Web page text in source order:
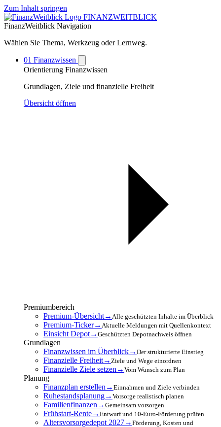
Zum Inhalt springen
FINANZWEITBLICK
FinanzWeitblick Navigation
Wählen Sie Thema, Werkzeug oder Lernweg.
01 Finanzwissen
Orientierung Finanzwissen
Grundlagen, Ziele und finanzielle Freiheit
Übersicht öffnen
Premiumbereich
Premium-Übersicht→ Alle geschützten Inhalte im Überblick
Premium-Ticker→ Aktuelle Meldungen mit Quellenkontext
Einsicht Depot→ Geschützten Depotnachweis öffnen
Grundlagen
Finanzwissen im Überblick→ Der strukturierte Einstieg
Finanzielle Freiheit→ Ziele und Wege einordnen
Finanzielle Ziele setzen → Vom Wunsch zum Plan
Planung
Finanzplan erstellen → Einnahmen und Ziele verbinden
Ruhestandsplanung→ Vorsorge realistisch planen
Familienfinanzen → Gemeinsam vorsorgen
Frühstart-Rente→ Entwurf und 10-Euro-Förderung prüfen
Altersvorsorgedepot 2027→ Förderung, Kosten und